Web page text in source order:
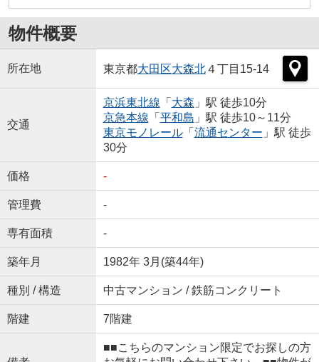
物件概要
所在地 東京都大田区大森北４丁目15-14
交通
京浜東北線 「 大森 」駅 徒歩10分
京急本線 「 平和島 」駅 徒歩10～11分
東京モノレール「 流通センター 」駅 徒歩
30分
価格 -
管理費 -
専有面積 -
築年月 1982年 3月(築44年)
種別 / 構造 中古マンション / 鉄筋コンクリート
階建 7階建
■■こちらのマンション限定でお探しの方